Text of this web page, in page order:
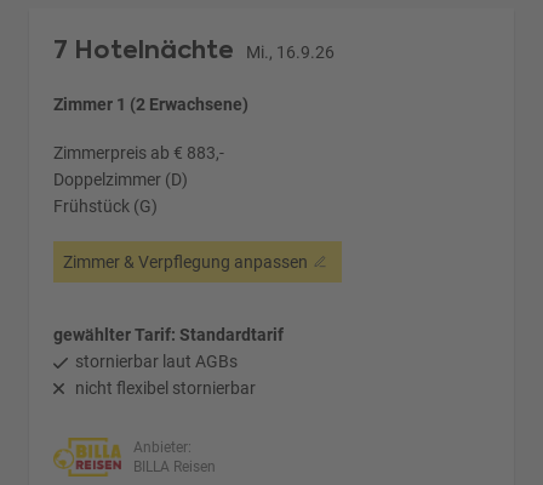
7 Hotelnächte Mi., 16.9.26
Zimmer 1 (2 Erwachsene)
Zimmerpreis ab € 883,-
Doppelzimmer (D)
Frühstück (G)
Zimmer & Verpflegung anpassen
gewählter Tarif: Standardtarif
stornierbar laut AGBs
nicht flexibel stornierbar
Anbieter:
BILLA Reisen